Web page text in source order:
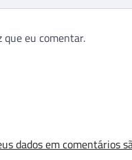
que eu comentar.
dados em comentários